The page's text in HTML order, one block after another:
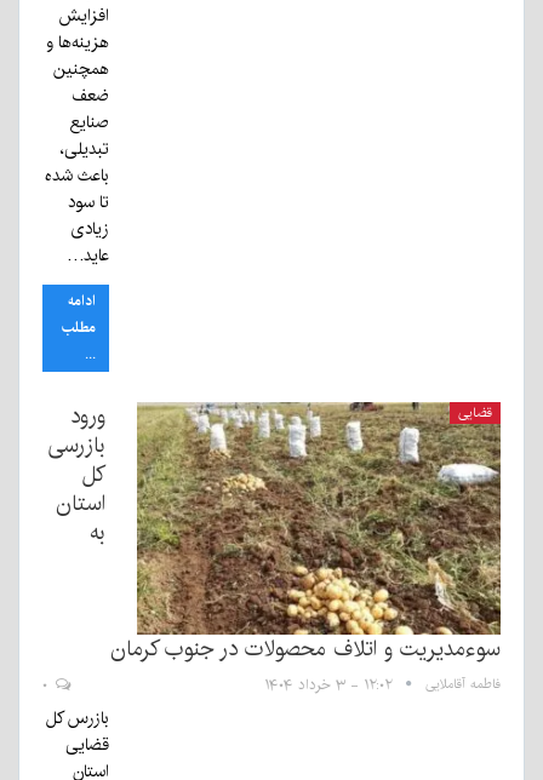
افزایش
هزینه‌ها و
همچنین
ضعف
صنایع
تبدیلی،
باعث شده
تا سود
زیادی
عاید…
ادامه
مطلب
...
قضایی
ورود
بازرسی
کل
استان
به
سوءمدیریت و اتلاف محصولات در جنوب کرمان
فاطمه آقاملایی ۱۲:۰۲ - ۳ خرداد ۱۴۰۴
بازرس کل
قضایی
استان